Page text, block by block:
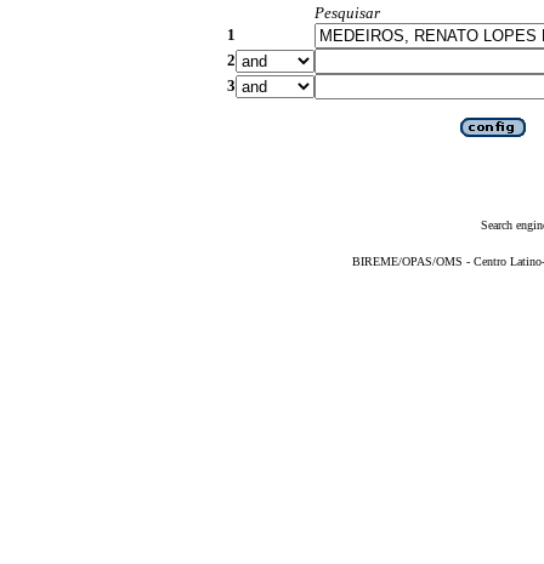
Pesquisar
1
2
3
Search
BIREME/OPAS/OMS - Centro Latino-